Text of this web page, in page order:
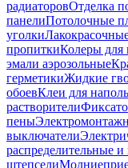
радиаторовОтделка
панелиПотолочные
уголки
пропиткиКолеры для
эмали аэрозольные
герметикиЖидкие
обоевКлеи для
растворители
пены
выключатели
распределительные и
штепсели